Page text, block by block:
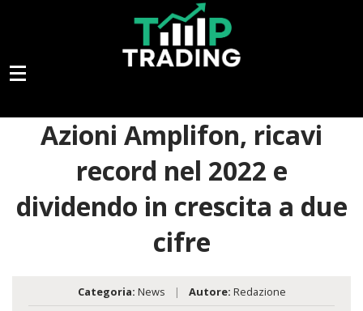
Azioni Amplifon, ricavi
record nel 2022 e
dividendo in crescita a due
cifre
Categoria: News | Autore: Redazione